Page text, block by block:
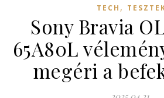
TECH ,
Sony Bravia
65A80L
megéri a